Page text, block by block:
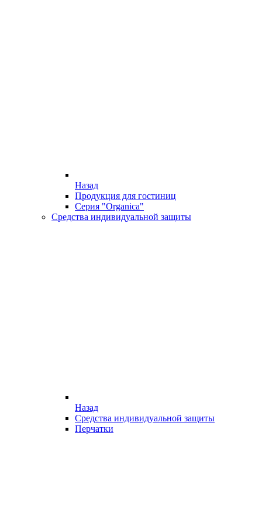
Назад
Продукция для гостиниц
Серия "Organica"
Средства индивидуальной защиты
Назад
Средства индивидуальной защиты
Перчатки